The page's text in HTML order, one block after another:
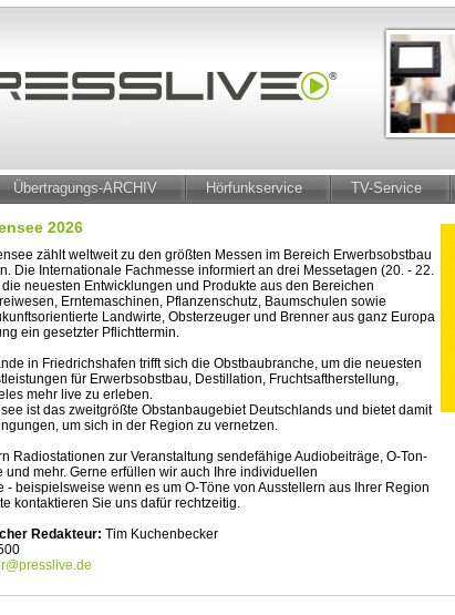
Übertragungs-ARCHIV Hörfunkservice TV-Service
2026
zählt weltweit zu den größten Messen im Bereich Erwerbsobstbau
Die Internationale Fachmesse informiert an drei Messetagen (20. - 22.
neuesten Entwicklungen und Produkte aus den Bereichen
Erntemaschinen, Pflanzenschutz, Baumschulen sowie
Landwirte, Obsterzeuger und Brenner aus ganz Europa
ein gesetzter Pflichttermin.
in Friedrichshafen trifft sich die Obstbaubranche, um die neuesten
für Erwerbsobstbau, Destillation, Fruchtsaftherstellung,
mehr live zu erleben.
ist das zweitgrößte Obstanbaugebiet Deutschlands und bietet damit
um sich in der Region zu vernetzen.
Radiostationen zur Veranstaltung sendefähige Audiobeiträge, O-Ton-
und mehr. Gerne erfüllen wir auch Ihre individuellen
- beispielsweise wenn es um O-Töne von Ausstellern aus Ihrer Region
kontaktieren Sie uns dafür rechtzeitig.
Redakteur: Tim Kuchenbecker